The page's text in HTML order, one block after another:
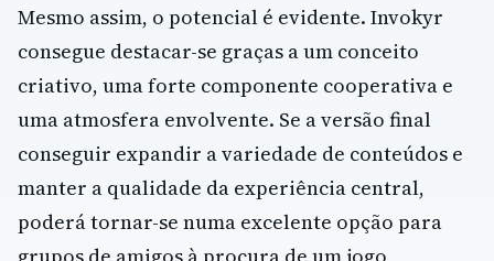
Mesmo assim, o potencial é evidente. Invokyr
consegue destacar-se graças a um conceito
criativo, uma forte componente cooperativa e
uma atmosfera envolvente. Se a versão final
conseguir expandir a variedade de conteúdos e
manter a qualidade da experiência central,
poderá tornar-se numa excelente opção para